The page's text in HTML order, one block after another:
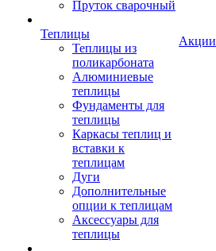
Пруток сварочный
Теплицы
Теплицы из
поликарбоната
Алюминиевые
теплицы
Фундаменты для
теплицы
Каркасы теплиц и
вставки к
теплицам
Дуги
Дополнительные
опции к теплицам
Аксессуары для
теплицы
Акции